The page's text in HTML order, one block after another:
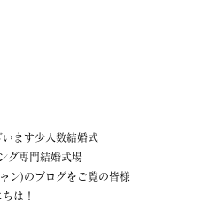
ます少人数結婚式
グ専門結婚式場
ン)のブログをご覧の皆様
は！